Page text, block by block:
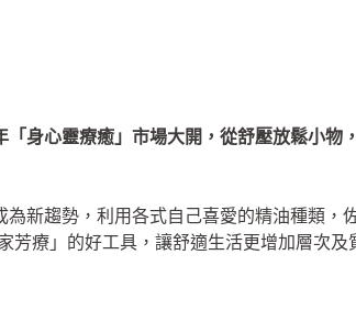
身心靈療癒」市場大開，從舒壓放鬆小物
新趨勢，利用各式自己喜愛的精油種類，
芳療」的好工具，讓舒適生活更增加層次及